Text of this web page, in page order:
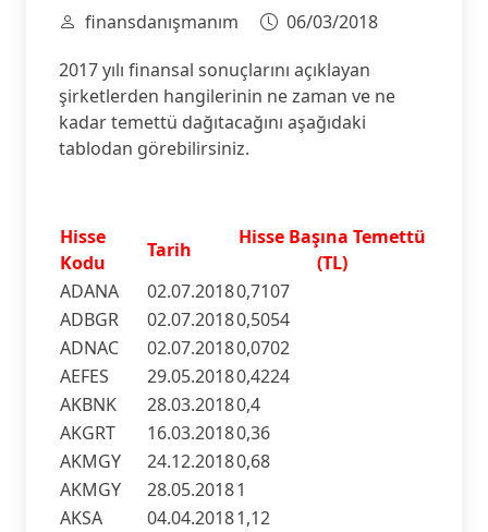
finansdanışmanım
06/03/2018
2017 yılı finansal sonuçlarını açıklayan
şirketlerden hangilerinin ne zaman ve ne
kadar temettü dağıtacağını aşağıdaki
tablodan görebilirsiniz.
Hisse
Kodu
Tarih
Hisse Başına Temettü
(TL)
ADANA
02.07.20180,7107
ADBGR
02.07.20180,5054
ADNAC
02.07.20180,0702
AEFES
29.05.20180,4224
AKBNK
28.03.20180,4
AKGRT
16.03.20180,36
AKMGY
24.12.20180,68
AKMGY
28.05.20181
AKSA
04.04.20181,12